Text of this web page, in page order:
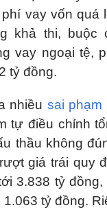
vay vốn quá
khả thi, buộc
vay ngoại tệ,
tỷ đồng.
nhiều sai phạm
tự điều chỉnh
thầu không
giá trái quy
3.838 tỷ
tỷ đồng.